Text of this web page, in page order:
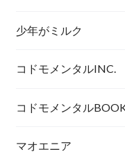
少年がミルク
コドモメンタルINC.
コドモメンタル
マオエニア